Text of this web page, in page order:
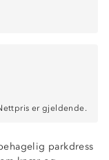
er gjeldende.
parkdress